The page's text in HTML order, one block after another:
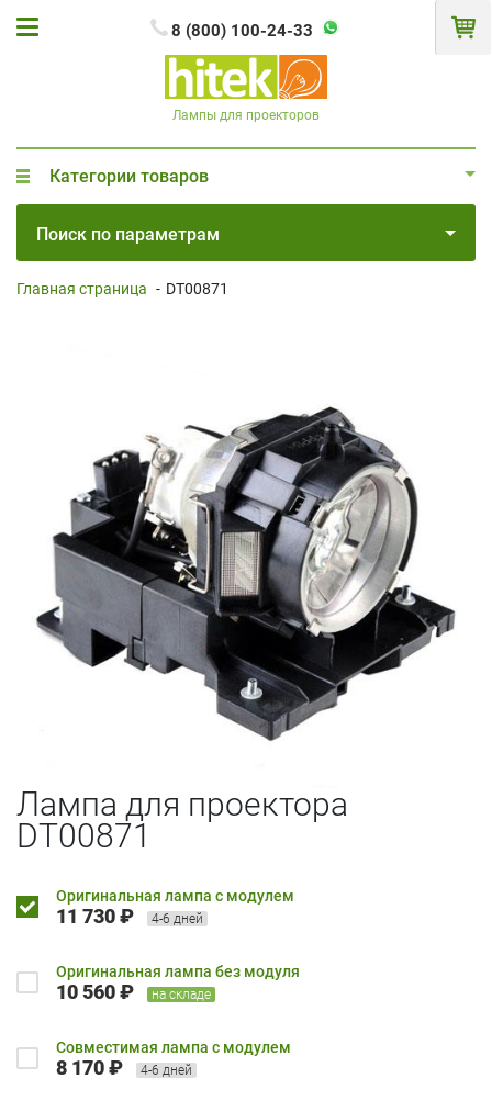
8 (800) 100-24-33
Лампы для проекторов
Категории товаров
Поиск по параметрам
Главная страница - DT00871
Лампа для проектора
DT00871
Оригинальная лампа с модулем
11 730 ₽ 4-6 дней
Оригинальная лампа без модуля
10 560 ₽ на складе
Совместимая лампа с модулем
8 170 ₽ 4-6 дней